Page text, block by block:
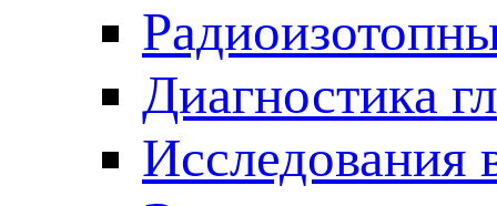
Диагностика
Исследования